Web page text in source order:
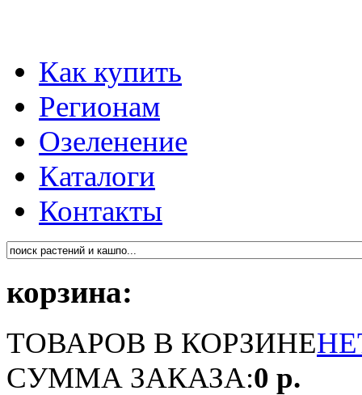
Как купить
Регионам
Озеленение
Каталоги
Контакты
корзина:
ТОВАРОВ В КОРЗИНЕ
СУММА ЗАКАЗА:0 р.